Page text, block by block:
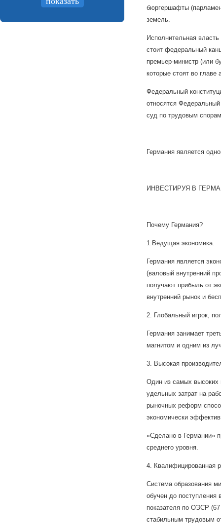
бюргершафты
земель.
Исполнительная
стоит федеральный
премьер-министр (или
которые стоят во главе
Федеральный
относятся
суд по трудовым
Германия является
ИНВЕСТИРУЯ В
Почему Германия?
1.Ведущая экономика.
Германия является
(валовый внутренний
получают прибыль от
внутренний рынок и
2. Глобальный игрок,
Германия занимает
магнитом и одним из
3. Высокая
Один из самых высоких
удельных затрат на
рыночных реформ
экономически
«Сделано в Германии»
среднего уровня.
4. Квалифицированная
Система образования
обучен до
показателя по ОЭСР (67
стабильным трудовым